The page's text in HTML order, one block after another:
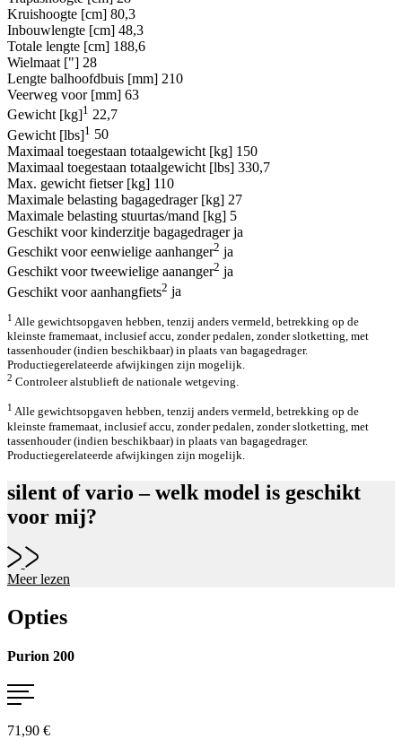
Kruishoogte [cm] 80,3
Inbouwlengte [cm] 48,3
Totale lengte [cm] 188,6
Wielmaat ["] 28
Lengte balhoofdbuis [mm] 210
Veerweg voor [mm] 63
Gewicht [kg]1 22,7
Gewicht [lbs]1 50
Maximaal toegestaan totaalgewicht [kg] 150
Maximaal toegestaan totaalgewicht [lbs] 330,7
Max. gewicht fietser [kg] 110
Maximale belasting bagagedrager [kg] 27
Maximale belasting stuurtas/mand [kg] 5
Geschikt voor kinderzitje bagagedrager ja
Geschikt voor eenwielige aanhanger2 ja
Geschikt voor tweewielige aananger2 ja
Geschikt voor aanhangfiets2 ja
1 Alle gewichtsopgaven hebben, tenzij anders vermeld, betrekking op de
kleinste framemaat, inclusief accu, zonder pedalen, zonder slotketting, met
tassenhouder (indien beschikbaar) in plaats van bagagedrager.
Productiegerelateerde afwijkingen zijn mogelijk.
2 Controleer alstublieft de nationale wetgeving.
1 Alle gewichtsopgaven hebben, tenzij anders vermeld, betrekking op de
kleinste framemaat, inclusief accu, zonder pedalen, zonder slotketting, met
tassenhouder (indien beschikbaar) in plaats van bagagedrager.
Productiegerelateerde afwijkingen zijn mogelijk.
silent of vario – welk model is geschikt
voor mij?
Meer lezen
Opties
Purion 200
71,90 €